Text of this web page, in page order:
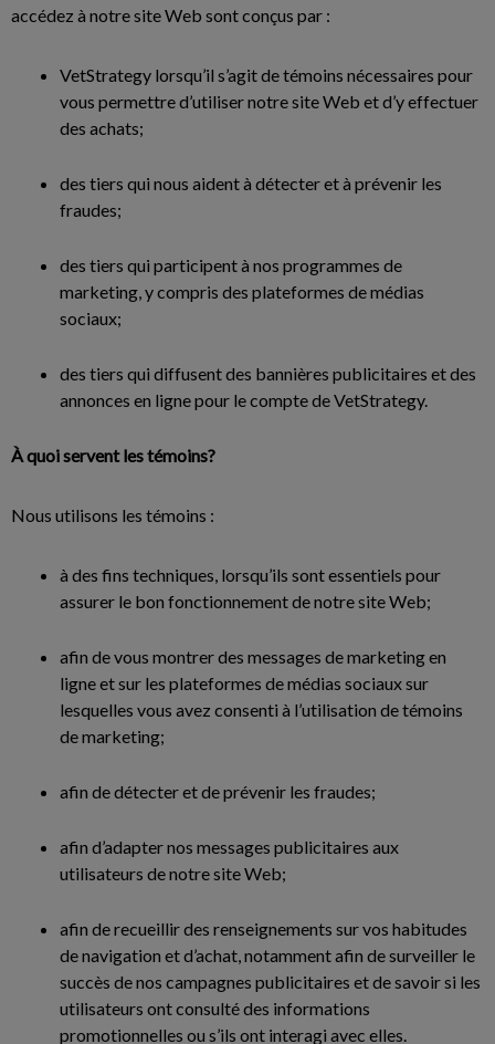
accédez à notre site Web sont conçus par :
VetStrategy lorsqu’il s’agit de témoins nécessaires pour
vous permettre d’utiliser notre site Web et d’y effectuer
des achats;
des tiers qui nous aident à détecter et à prévenir les
fraudes;
des tiers qui participent à nos programmes de
marketing, y compris des plateformes de médias
sociaux;
des tiers qui diffusent des bannières publicitaires et des
annonces en ligne pour le compte de VetStrategy.
À quoi servent les témoins?
Nous utilisons les témoins :
à des fins techniques, lorsqu’ils sont essentiels pour
assurer le bon fonctionnement de notre site Web;
afin de vous montrer des messages de marketing en
ligne et sur les plateformes de médias sociaux sur
lesquelles vous avez consenti à l’utilisation de témoins
de marketing;
afin de détecter et de prévenir les fraudes;
afin d’adapter nos messages publicitaires aux
utilisateurs de notre site Web;
afin de recueillir des renseignements sur vos habitudes
de navigation et d’achat, notamment afin de surveiller le
succès de nos campagnes publicitaires et de savoir si les
utilisateurs ont consulté des informations
promotionnelles ou s’ils ont interagi avec elles.